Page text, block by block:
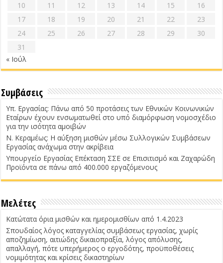
10
11 12 13 14 15
16
17
18 19 20 21 22
23
24
25 26 27 28 29
30
31
« Ιούλ
Συμβάσεις
Υπ. Εργασίας: Πάνω από 50 προτάσεις των Εθνικών Κοινωνικών
Εταίρων έχουν ενσωματωθεί στο υπό διαμόρφωση νομοσχέδιο
για την ισότητα αμοιβών
Ν. Κεραμέως: Η αύξηση μισθών μέσω Συλλογικών Συμβάσεων
Εργασίας ανάχωμα στην ακρίβεια
Υπουργείο Εργασίας Επέκταση ΣΣΕ σε Επισιτισμό και Ζαχαρώδη
Προϊόντα σε πάνω από 400.000 εργαζόμενους
Μελέτες
Κατώτατα όρια μισθών και ημερομισθίων από 1.4.2023
Σπουδαίος λόγος καταγγελίας συμβάσεως εργασίας, χωρίς
αποζημίωση, αιτιώδης δικαιοπραξία, λόγος απόλυσης,
απαλλαγή, πότε υπερήμερος ο εργοδότης, προϋποθέσεις
νομιμότητας και κρίσεις δικαστηρίων